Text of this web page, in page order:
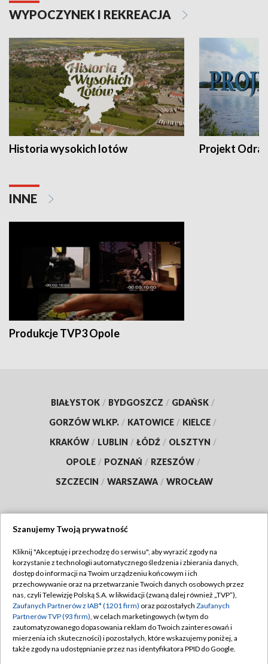
WYPOCZYNEK I REKREACJA
Historia wysokich lotów Projekt Odra
INNE
Produkcje TVP3 Opole
BIAŁYSTOK / BYDGOSZCZ / GDAŃSK /
GORZÓW WLKP. / KATOWICE / KIELCE /
KRAKÓW / LUBLIN / ŁÓDŹ / OLSZTYN /
OPOLE / POZNAŃ / RZESZÓW /
SZCZECIN / WARSZAWA / WROCŁAW
TVP
Abonament TVP
Emisja w TVP
Centrum informacji TVP
Naziemna Telewizja Cyfrowa
Regulamin TVP
Polityka prywatności
Moje zgody
Pomoc
Szanujemy Twoją prywatność
Kliknij "Akceptuję i przechodzę do serwisu", aby wyrazić zgody na
korzystanie z technologii automatycznego śledzenia i zbierania danych,
dostęp do informacji na Twoim urządzeniu końcowym i ich
przechowywanie oraz na przetwarzanie Twoich danych osobowych przez
nas, czyli Telewizję Polską S.A. w likwidacji (zwaną dalej również „TVP”),
Zaufanych Partnerów z IAB* (1201 firm) oraz pozostałych Zaufanych
Partnerów TVP (93 firm), w celach marketingowych (w tym do
zautomatyzowanego dopasowania reklam do Twoich zainteresowań i
mierzenia ich skuteczności) i pozostałych, które wskazujemy poniżej, a
także zgody na udostępnianie przez nas identyfikatora PPID do Google.